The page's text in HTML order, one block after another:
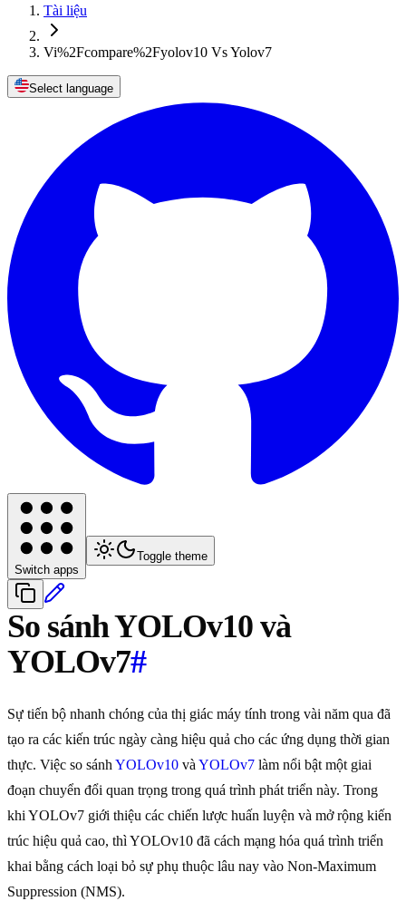
Tài liệu
Vi%2Fcompare%2Fyolov10 Vs Yolov7
Select language
Switch apps
Toggle theme
So sánh YOLOv10 và
YOLOv7#
Sự tiến bộ nhanh chóng của thị giác máy tính trong vài năm qua đã
tạo ra các kiến trúc ngày càng hiệu quả cho các ứng dụng thời gian
thực. Việc so sánh YOLOv10 và YOLOv7 làm nổi bật một giai
đoạn chuyển đổi quan trọng trong quá trình phát triển này. Trong
khi YOLOv7 giới thiệu các chiến lược huấn luyện và mở rộng kiến
trúc hiệu quả cao, thì YOLOv10 đã cách mạng hóa quá trình triển
khai bằng cách loại bỏ sự phụ thuộc lâu nay vào Non-Maximum
Suppression (NMS).